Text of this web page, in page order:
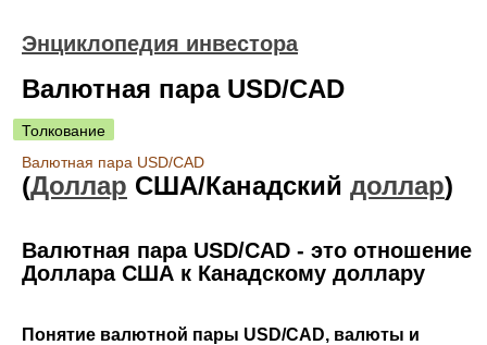
Энциклопедия инвестора
Валютная пара USD/CAD
Толкование
Валютная пара USD/CAD
(Доллар США/Канадский доллар)
Валютная пара USD/CAD - это отношение
Доллара США к Канадскому доллару
Понятие валютной пары USD/CAD, валюты и